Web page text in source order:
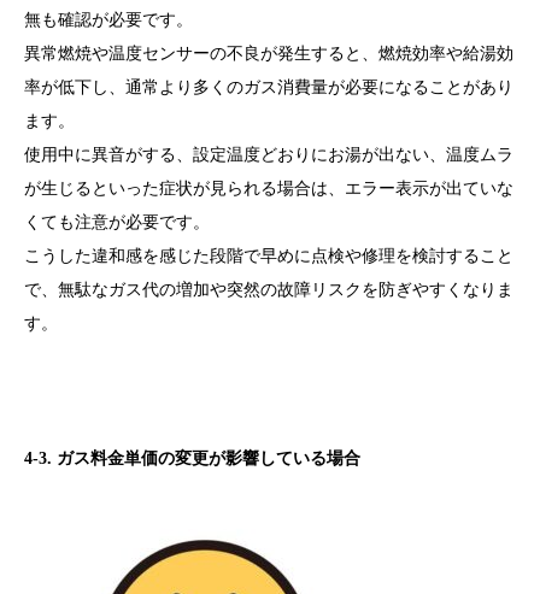
無も確認が必要です。
異常燃焼や温度センサーの不良が発生すると、燃焼効率や給湯効
率が低下し、通常より多くのガス消費量が必要になることがあり
ます。
使用中に異音がする、設定温度どおりにお湯が出ない、温度ムラ
が生じるといった症状が見られる場合は、エラー表示が出ていな
くても注意が必要です。
こうした違和感を感じた段階で早めに点検や修理を検討すること
で、無駄なガス代の増加や突然の故障リスクを防ぎやすくなりま
す。
4-3. ガス料金単価の変更が影響している場合